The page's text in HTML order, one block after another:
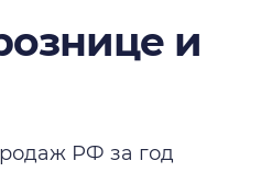
и
РФ за год